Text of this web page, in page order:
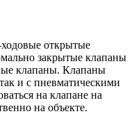
открытые
закрытые клапаны
клапаны. Клапаны
и с пневматическими
на клапане на
на объекте.